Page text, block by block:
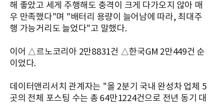
해 좋았고 세게 주행해도 충격이 크게 다가오지 않아 매
우 만족했다"며 "배터리 용량이 늘어남에 따라, 최대주
행 가능거리도 늘었다"고 말했다.
이어 △르노코리아 2만8831건 △한국GM 2만449건 순
이었다.
데이터앤리서치 관계자는 "올 2분기 국내 완성차 업체 5
곳의 전체 포스팅 수는 총 64만1224건으로 전년 동기 대